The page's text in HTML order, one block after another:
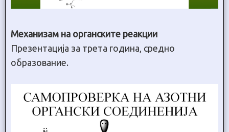
Механизам на органските реакции
Презентација за трета година, средно
образование.